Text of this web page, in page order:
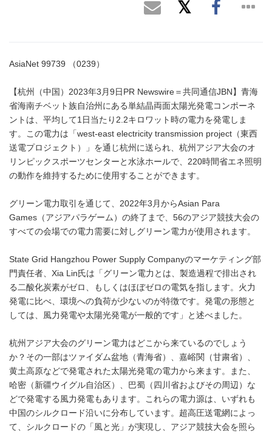
AsiaNet 99739 （0239）
【杭州（中国）2023年3月9日PR Newswire＝共同通信JBN】青海
省海南チベット族自治州にある単結晶両面太陽光発電コンポーネ
ントは、平均して1日当たり2.2キロワット時の電力を発電しま
す。この電力は「west-east electricity transmission project（東西
送電プロジェクト）」を通じ杭州に送られ、杭州アジア大会のオ
リンピックスポーツセンターと水泳ホールで、220時間省エネ照明
の動作を維持するために使用することができます。
グリーン電力取引を通じて、2022年3月からAsian Para
Games（アジアパラゲーム）の終了まで、56のアジア競技大会の
すべての会場での電力需要に対しグリーン電力が使用されます。
State Grid Hangzhou Power Supply Companyのマーケティング部
門責任者、Xia Lin氏は「グリーン電力とは、製造過程で排出され
る二酸化炭素がゼロ、もしくはほぼゼロの電気を指します。火力
発電に比べ、環境への負荷が少ないのが特徴です。発電の形態と
しては、風力発電や太陽光発電が一般的です」と述べました。
杭州アジア大会のグリーン電力はどこから来ているのでしょう
か？その一部はツァイダム盆地（青海省）、嘉峪関（甘粛省）、
黄土高原などで発電された太陽光発電の電力から来ます。また、
哈密（新疆ウイグル自治区）、巴蜀（四川省およびその周辺）な
どで発電する風力発電もあります。これらの電力源は、いずれも
中国のシルクロード沿いに分布しています。超高圧送電網によっ
て、シルクロードの「風と光」が実現し、アジア競技大会を照ら